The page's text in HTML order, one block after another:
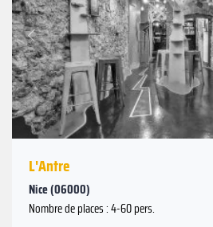
Précédent
L'Antre
Nice (06000)
Nombre de places : 4-60 pers.